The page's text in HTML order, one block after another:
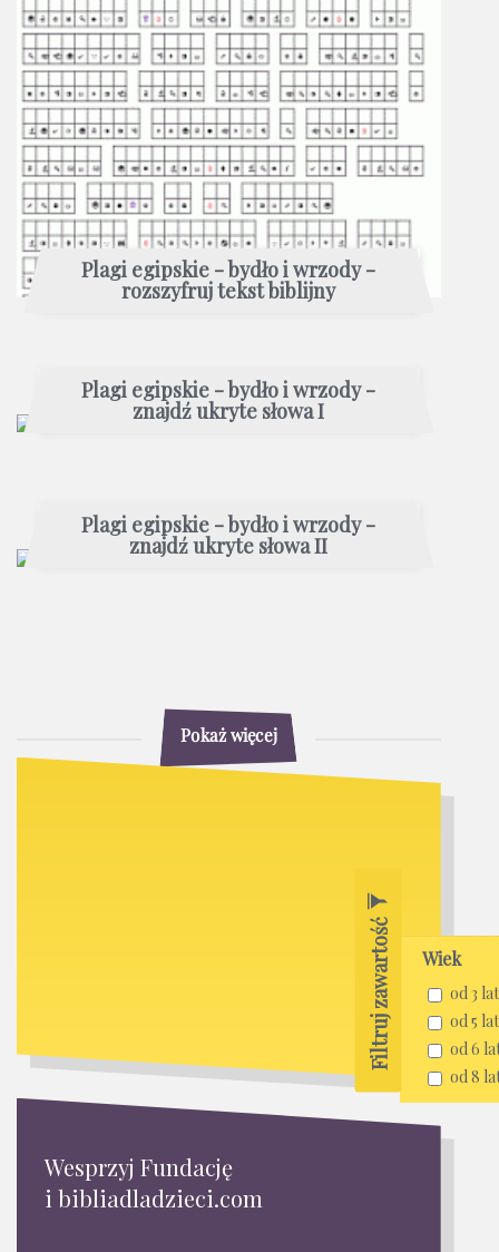
Plagi egipskie - bydło i wrzody -
rozszyfruj tekst biblijny
Plagi egipskie - bydło i wrzody -
znajdź ukryte słowa I
Plagi egipskie - bydło i wrzody -
znajdź ukryte słowa II
Pokaż więcej
Filtruj zawartość Wiek
od 3 lat
od 5 lat
od 6
od 8
Wesprzyj Fundację
i bibliadladzieci.com